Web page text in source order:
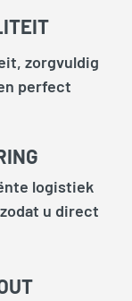
zorgvuldig
perfect
logistiek
u direct